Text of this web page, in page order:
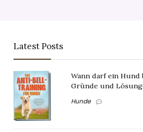
Latest Posts
Wann darf ein Hund
Gründe und
Hunde